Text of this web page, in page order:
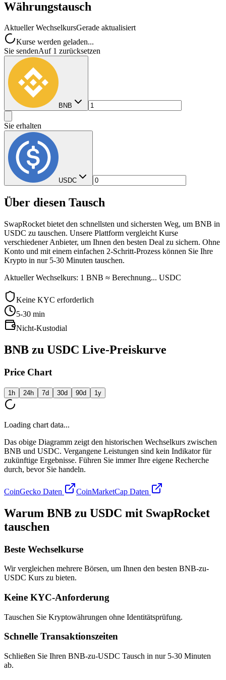
Währungstausch
Aktueller WechselkursGerade aktualisiert
Kurse werden geladen...
Sie sendenAuf 1 zurücksetzen
BNB
Sie erhalten
USDC
Über diesen Tausch
SwapRocket bietet den schnellsten und sichersten Weg, um BNB in
USDC zu tauschen. Unsere Plattform vergleicht Kurse
verschiedener Anbieter, um Ihnen den besten Deal zu sichern. Ohne
Konto und mit einem einfachen 2-Schritt-Prozess können Sie Ihre
Krypto in nur 5-30 Minuten tauschen.
Aktueller Wechselkurs: 1 BNB ≈ Berechnung... USDC
Keine KYC erforderlich
5-30 min
Nicht-Kustodial
BNB zu USDC Live-Preiskurve
Price Chart
1h 24h 7d 30d 90d 1y
Loading chart data...
Das obige Diagramm zeigt den historischen Wechselkurs zwischen
BNB und USDC. Vergangene Leistungen sind kein Indikator für
zukünftige Ergebnisse. Führen Sie immer Ihre eigene Recherche
durch, bevor Sie handeln.
CoinGecko Daten CoinMarketCap Daten
Warum BNB zu USDC mit SwapRocket
tauschen
Beste Wechselkurse
Wir vergleichen mehrere Börsen, um Ihnen den besten BNB-zu-
USDC Kurs zu bieten.
Keine KYC-Anforderung
Tauschen Sie Kryptowährungen ohne Identitätsprüfung.
Schnelle Transaktionszeiten
Schließen Sie Ihren BNB-zu-USDC Tausch in nur 5-30 Minuten
ab.